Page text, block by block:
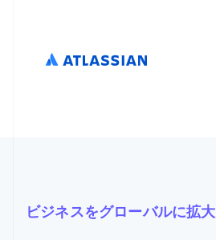
ビジネスをグローバルに拡大